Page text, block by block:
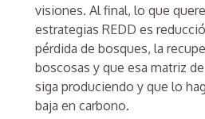
visiones. Al final, lo que
estrategias REDD es
pérdida de bosques, la
boscosas y que esa matriz
siga produciendo y que lo
baja en carbono.